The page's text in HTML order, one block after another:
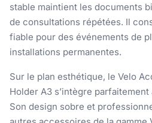
stable maintient les documents
de consultations répétées. Il
fiable pour des événements de
installations permanentes.
Sur le plan esthétique, le Velo
Holder A3 s’intègre parfaitement
Son design sobre et